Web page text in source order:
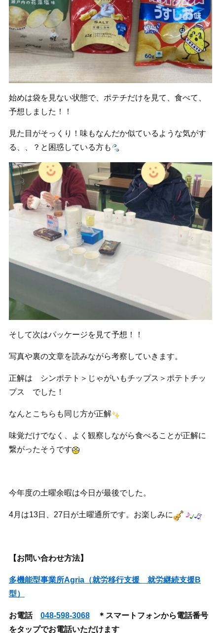
始めは袋を見ない状態で、ポテチだけを見て、食べて、
予想しました！！
見た目がそっくり！味もなんだか似ているような気がす
る、、？と困惑している方も
そして次はパッケージを見て予想！！
写真や裏の文章を読みながら考察していきます。
正解は シンポテト＞じゃがいもチップス＞ポテトチッ
プス でした！
なんとこちらも同じ方が正解
味覚だけでなく、よく観察しながら食べることが正解に
繋がったそうです
今年度の土曜余暇は今日が最後でした。
4月は13日、27日が土曜通所です。お楽しみに
【お問い合わせ方法】
多機能型事業所Agria（就労移行支援 就労継続支援B
型）
お電話 048-598-3068＊スマートフォンから電話番号
をタップでお電話いただけます